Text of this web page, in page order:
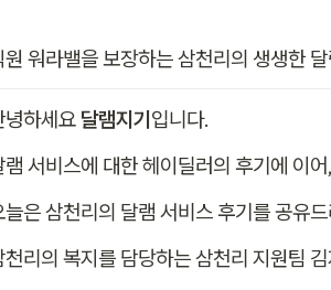
원 워라밸을 보장하는 삼천리의 생생한
녕하세요 달램지기입니다.
램 서비스에 대한 헤이딜러의 후기에 이어,
늘은 삼천리의 달램 서비스 후기를 공유
천리의 복지를 담당하는 삼천리 지원팀